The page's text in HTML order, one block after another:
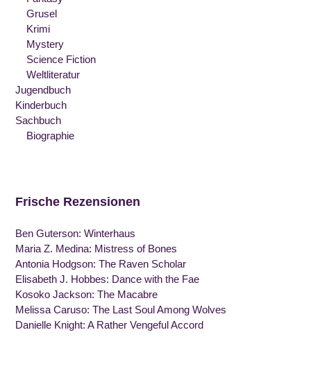
Grusel
Krimi
Mystery
Science Fiction
Weltliteratur
Jugendbuch
Kinderbuch
Sachbuch
Biographie
Frische Rezensionen
Ben Guterson: Winterhaus
Maria Z. Medina: Mistress of Bones
Antonia Hodgson: The Raven Scholar
Elisabeth J. Hobbes: Dance with the Fae
Kosoko Jackson: The Macabre
Melissa Caruso: The Last Soul Among Wolves
Danielle Knight: A Rather Vengeful Accord